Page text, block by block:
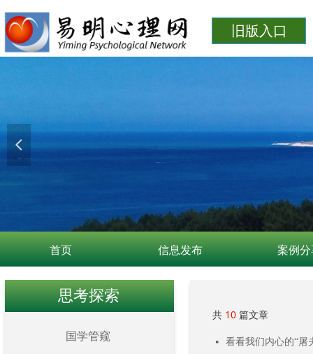
旧版入口
首页 信息发布 案例
넳
思考探索
国学管窥
共 10 篇文章
넷 看看我们内心的“屠